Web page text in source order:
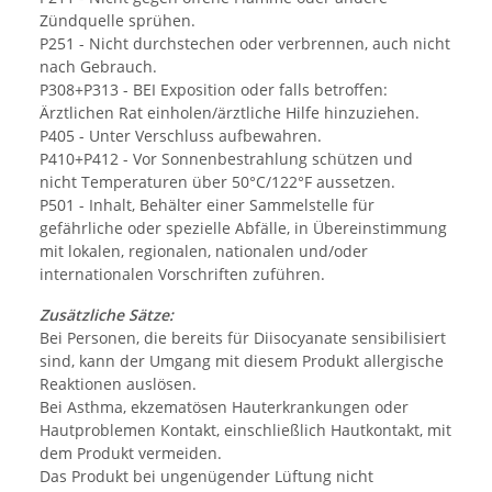
Zündquelle sprühen.
P251 - Nicht durchstechen oder verbrennen, auch nicht
nach Gebrauch.
P308+P313 - BEI Exposition oder falls betroffen:
Ärztlichen Rat einholen/ärztliche Hilfe hinzuziehen.
P405 - Unter Verschluss aufbewahren.
P410+P412 - Vor Sonnenbestrahlung schützen und
nicht Temperaturen über 50°C/122°F aussetzen.
P501 - Inhalt, Behälter einer Sammelstelle für
gefährliche oder spezielle Abfälle, in Übereinstimmung
mit lokalen, regionalen, nationalen und/oder
internationalen Vorschriften zuführen.
Zusätzliche Sätze:
Bei Personen, die bereits für Diisocyanate sensibilisiert
sind, kann der Umgang mit diesem Produkt allergische
Reaktionen auslösen.
Bei Asthma, ekzematösen Hauterkrankungen oder
Hautproblemen Kontakt, einschließlich Hautkontakt, mit
dem Produkt vermeiden.
Das Produkt bei ungenügender Lüftung nicht